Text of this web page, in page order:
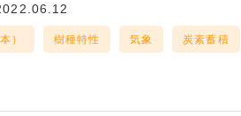
） 樹種特性 気象 炭素蓄積